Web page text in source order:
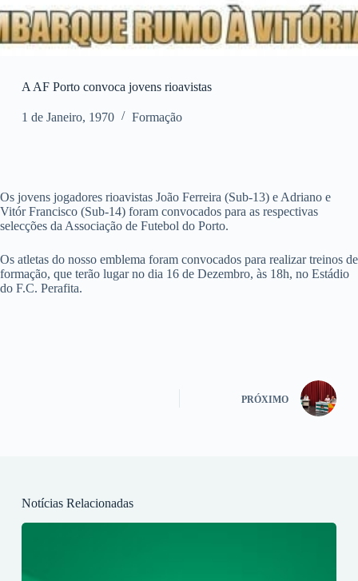
A AF Porto convoca jovens rioavistas
1 de Janeiro, 1970 Formação
Os jovens jogadores rioavistas João Ferreira (Sub-13) e Adriano e
Vitór Francisco (Sub-14) foram convocados para as respectivas
selecções da Associação de Futebol do Porto.
Os atletas do nosso emblema foram convocados para realizar treinos de
formação, que terão lugar no dia 16 de Dezembro, às 18h, no Estádio
do F.C. Perafita.
PRÓXIMO
Notícias Relacionadas